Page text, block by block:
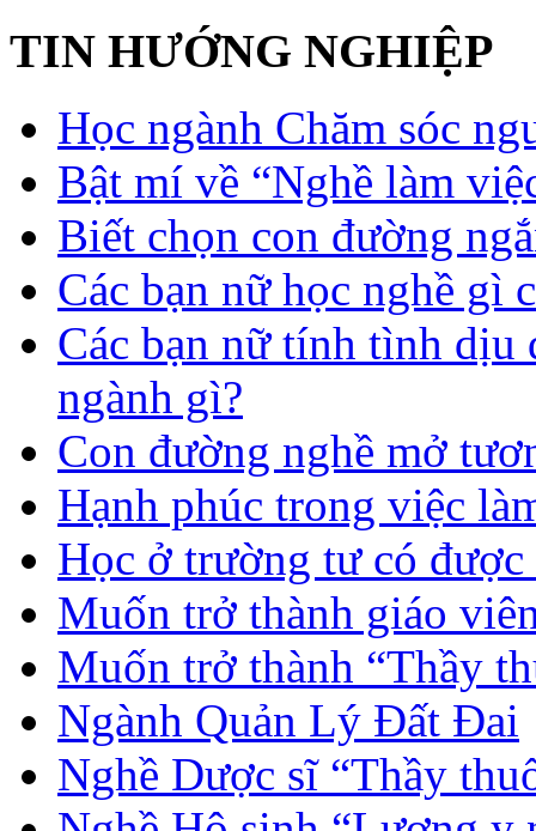
TIN HƯỚNG NGHIỆP
Học ngành Chăm sóc
Bật mí về “Nghề làm
Biết chọn con đường
Các bạn nữ học nghề gì
Các bạn nữ tính tình dịu
ngành gì?
Con đường nghề mở
Hạnh phúc trong việc
Học ở trường tư có
Muốn trở thành giáo
Muốn trở thành “Thầy
Ngành Quản Lý Đất Đai
Nghề Dược sĩ “Thầy